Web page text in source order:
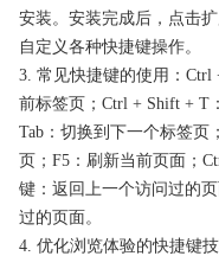
安装。安装完成后，点击
自定义各种快捷键操作。
3. 常见快捷键的使用：Ctrl
前标签页；Ctrl + Shift + T
Tab：切换到下一个标签页
页；F5：刷新当前页面；
键：返回上一个访问过的
过的页面。
4. 优化浏览体验的快捷键